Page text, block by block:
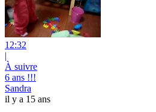
12:32
|
À suivre
6 ans !!!
Sandra
il y a 15 ans